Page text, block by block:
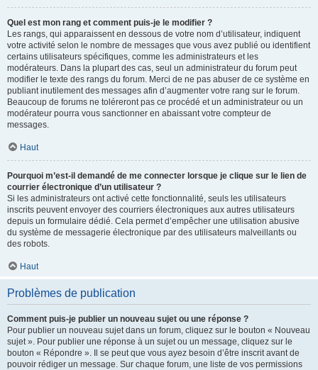
Quel est mon rang et comment puis-je le modifier ?
Les rangs, qui apparaissent en dessous de votre nom d’utilisateur, indiquent
votre activité selon le nombre de messages que vous avez publié ou identifient
certains utilisateurs spécifiques, comme les administrateurs et les
modérateurs. Dans la plupart des cas, seul un administrateur du forum peut
modifier le texte des rangs du forum. Merci de ne pas abuser de ce système en
publiant inutilement des messages afin d’augmenter votre rang sur le forum.
Beaucoup de forums ne toléreront pas ce procédé et un administrateur ou un
modérateur pourra vous sanctionner en abaissant votre compteur de
messages.
Haut
Pourquoi m’est-il demandé de me connecter lorsque je clique sur le lien de
courrier électronique d’un utilisateur ?
Si les administrateurs ont activé cette fonctionnalité, seuls les utilisateurs
inscrits peuvent envoyer des courriers électroniques aux autres utilisateurs
depuis un formulaire dédié. Cela permet d’empêcher une utilisation abusive
du système de messagerie électronique par des utilisateurs malveillants ou
des robots.
Haut
Problèmes de publication
Comment puis-je publier un nouveau sujet ou une réponse ?
Pour publier un nouveau sujet dans un forum, cliquez sur le bouton « Nouveau
sujet ». Pour publier une réponse à un sujet ou un message, cliquez sur le
bouton « Répondre ». Il se peut que vous ayez besoin d’être inscrit avant de
pouvoir rédiger un message. Sur chaque forum, une liste de vos permissions